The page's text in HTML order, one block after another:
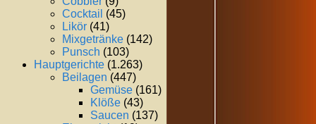
Cocktail (45)
Likör (41)
Mixgetränke (142)
Punsch (103)
Hauptgerichte (1.263)
Beilagen (447)
Gemüse (161)
Klöße (43)
Saucen (137)